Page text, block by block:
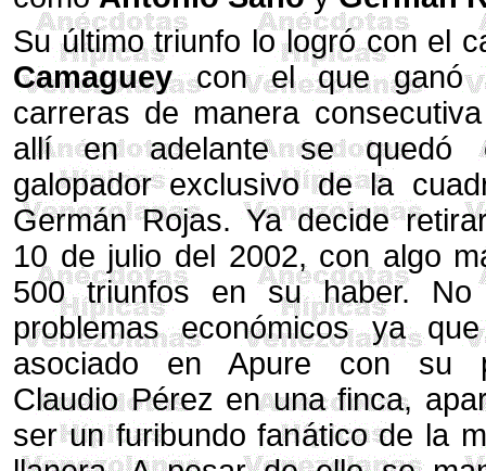
Su último triunfo lo logró con el
Camagueycon el que ganó
carreras de manera
allí en adelante se quedó
galopador exclusivo de la
Germán Rojas. Ya decide
10 de julio del 2002, con algo
500 triunfos en su haber. No
problemas económicos ya
asociado en Apure con su
Claudio Pérez en una finca,
ser un furibundo fanático de la